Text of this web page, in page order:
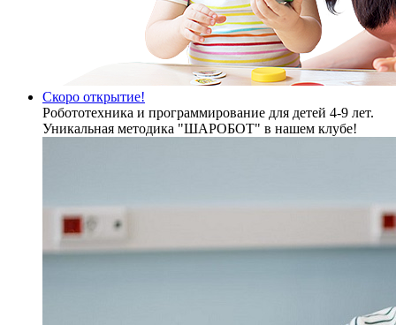
Скоро открытие!
Робототехника и программирование для детей 4-9 лет.
Уникальная методика "ШАРОБОТ" в нашем клубе!